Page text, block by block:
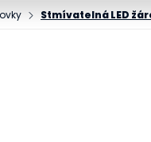
Stmívatelná LED